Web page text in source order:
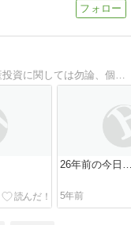
26年前の今日
5年前